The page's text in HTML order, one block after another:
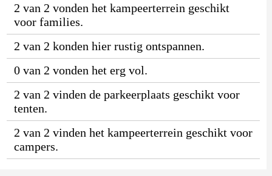
2 van 2 vonden het kampeerterrein geschikt
voor families.
2 van 2 konden hier rustig ontspannen.
0 van 2 vonden het erg vol.
2 van 2 vinden de parkeerplaats geschikt voor
tenten.
2 van 2 vinden het kampeerterrein geschikt voor
campers.